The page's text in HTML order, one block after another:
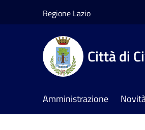
Regione Lazio
Città di
Amministrazione